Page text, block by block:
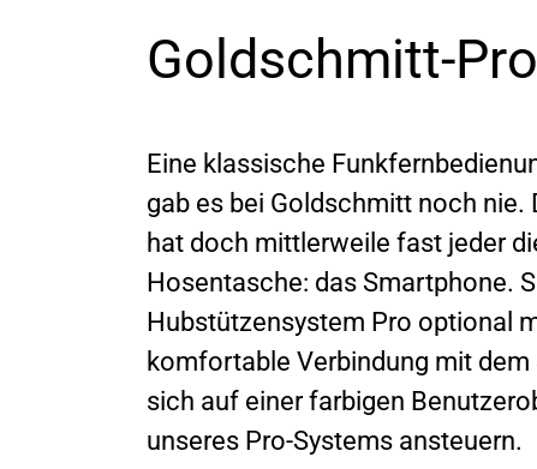
Goldschmitt-
Eine klassische
gab es bei Goldschmitt noch
hat doch mittlerweile fast jeder
Hosentasche: das Smartphone.
Hubstützensystem Pro optional
komfortable Verbindung mit
sich auf einer farbigen
unseres Pro-Systems ansteuern.